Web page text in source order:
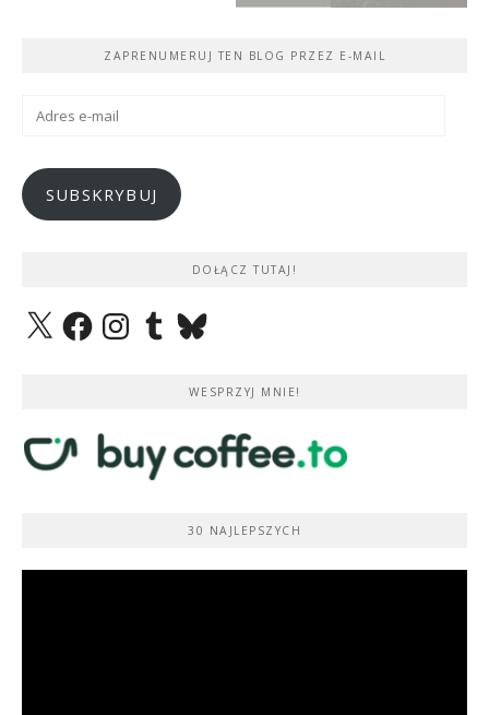
ZAPRENUMERUJ TEN BLOG PRZEZ E-MAIL
Adres
SUBSKRYBUJ
DOŁĄCZ TUTAJ!
X FacebookInstagramTumblrBluesky
WESPRZYJ MNIE!
30 NAJLEPSZYCH